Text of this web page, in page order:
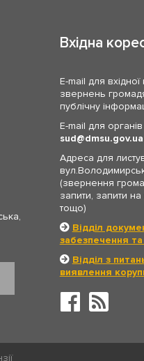
Вхідна
E-mail для
звернень
публічну
E-mail для
sud
dmsu.gov.ua
Адреса для
(звернення
запити, запити
тощо)
Відділ
забезпечення та
Відділ з
виявлення